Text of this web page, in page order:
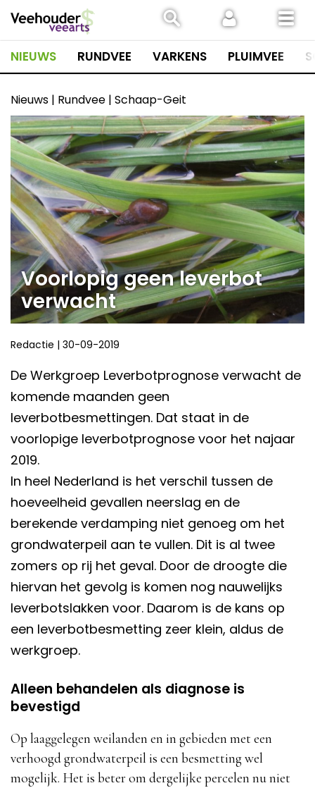
naar
inhoud
NIEUWS RUNDVEE VARKENS PLUIMVEE
Nieuws | Rundvee | Schaap-Geit
Voorlopig geen leverbot
verwacht
Redactie | 30-09-2019
De Werkgroep Leverbotprognose verwacht de
komende maanden geen
leverbotbesmettingen. Dat staat in de
voorlopige leverbotprognose voor het najaar
2019.
In heel Nederland is het verschil tussen de
hoeveelheid gevallen neerslag en de
berekende verdamping niet genoeg om het
grondwaterpeil aan te vullen. Dit is al twee
zomers op rij het geval. Door de droogte die
hiervan het gevolg is komen nog nauwelijks
leverbotslakken voor. Daarom is de kans op
een leverbotbesmetting zeer klein, aldus de
werkgroep.
Alleen behandelen als diagnose is
bevestigd
Op laaggelegen weilanden en in gebieden met een
verhoogd grondwaterpeil is een besmetting wel
mogelijk. Het is beter om dergelijke percelen nu niet